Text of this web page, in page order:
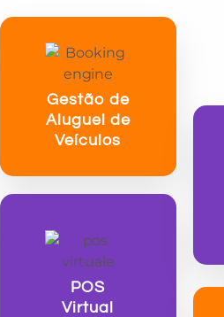
Gestão de
Aluguel de
Veículos
POS
Virtual